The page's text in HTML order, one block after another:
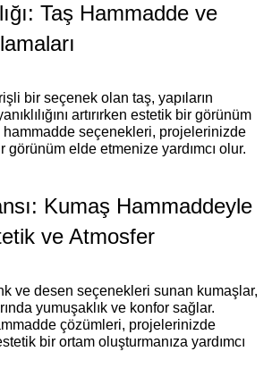
Taş Hammadde ve
bir seçenek olan taş, yapıların
artırırken estetik bir görünüm
hammadde seçenekleri, projelerinizde
elde etmenize yardımcı olur.
Kumaş Hammaddeyle
ve Atmosfer
ve desen seçenekleri sunan kumaşlar,
yumuşaklık ve konfor sağlar.
çözümleri, projelerinizde
bir ortam oluşturmanıza yardımcı